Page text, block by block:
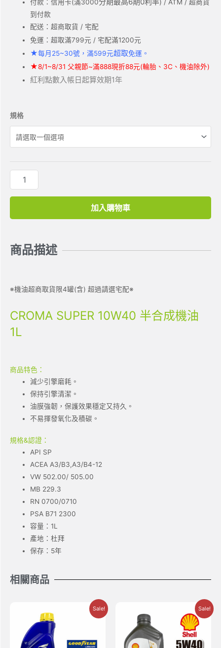
付款：信用卡(滿3000分期最高6期0利率) / ATM / 超商貨
到付款
配送：超商取貨 / 宅配
免運：超取滿799元 / 宅配滿1200元
★每月25~30號，滿599元超取免運。
★8/1~8/31 父親節~滿888現折88元(輪胎、3C、機油除外)
紅利點數入帳日起算效期1年
規格
加入購物車
商品描述
※機油超商取貨限4罐(含) 超過請選宅配※
CROMA SUPER 10W40 半合成機油
1L
商品特色：
減少引擎磨耗。
保持引擎清潔。
油膜強韌，保護效果穩定又持久。
不易揮發氧化及積碳。
規格&認證：
API SP
ACEA A3/B3,A3/B4-12
VW 502.00/ 505.00
MB 229.3
RN 0700/0710
PSA B71 2300
容量：1L
產地：杜拜
保存：5年
相關商品
Sale! Sale!